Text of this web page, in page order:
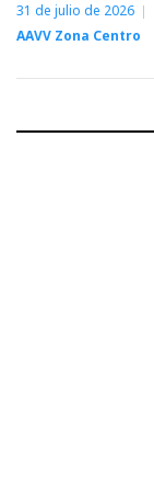
31 de julio de 2026
AAVV Zona Centro